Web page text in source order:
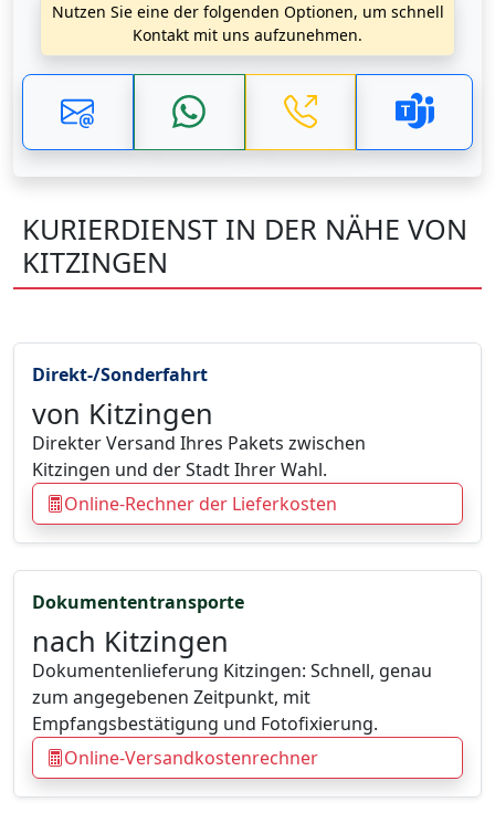
Nutzen Sie eine der folgenden Optionen, um schnell
Kontakt mit uns aufzunehmen.
KURIERDIENST IN DER NÄHE VON
KITZINGEN
Direkt-/Sonderfahrt
von Kitzingen
Direkter Versand Ihres Pakets zwischen
Kitzingen und der Stadt Ihrer Wahl.
Online-Rechner der Lieferkosten
Dokumententransporte
nach Kitzingen
Dokumentenlieferung Kitzingen: Schnell, genau
zum angegebenen Zeitpunkt, mit
Empfangsbestätigung und Fotofixierung.
Online-Versandkostenrechner